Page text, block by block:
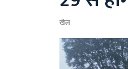
खेल